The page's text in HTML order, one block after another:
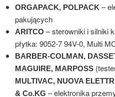
ORGAPACK, POLPACK –
pakujących
ARITCO – sterowniki i silniki
płytka: 9052-7 94V-0, Multi
BARBER-COLMAN,
MAGUIRE, MARPOSS
MULTIVAC, NUOVA
& Co.KG – elektronika